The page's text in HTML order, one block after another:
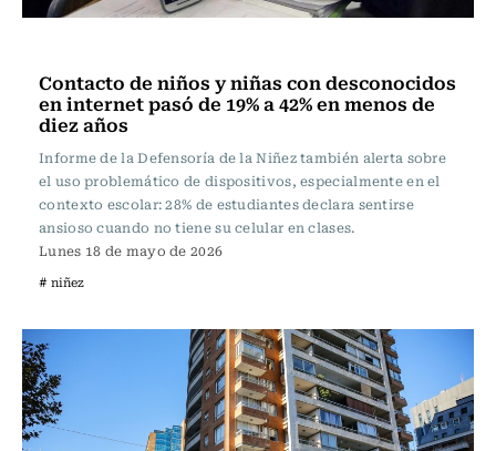
Contacto de niños y niñas con desconocidos
en internet pasó de 19% a 42% en menos de
diez años
Informe de la Defensoría de la Niñez también alerta sobre
el uso problemático de dispositivos, especialmente en el
contexto escolar: 28% de estudiantes declara sentirse
ansioso cuando no tiene su celular en clases.
Lunes 18 de mayo de 2026
# niñez